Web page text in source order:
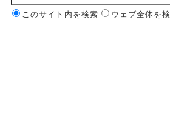
このサイト内を検索 ウェブ全体を